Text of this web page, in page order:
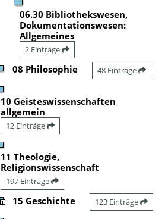
06.30 Bibliothekswesen,
Dokumentationswesen:
Allgemeines
2 Einträge
08 Philosophie 48 Einträge
10 Geisteswissenschaften
allgemein
12 Einträge
11 Theologie,
Religionswissenschaft
197 Einträge
15 Geschichte 123 Einträge